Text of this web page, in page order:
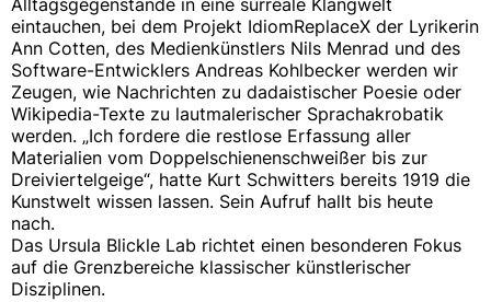
Alltagsgegenstände in eine surreale Klangwelt
eintauchen, bei dem Projekt IdiomReplaceX der Lyrikerin
Ann Cotten, des Medienkünstlers Nils Menrad und des
Software-Entwicklers Andreas Kohlbecker werden wir
Zeugen, wie Nachrichten zu dadaistischer Poesie oder
Wikipedia-Texte zu lautmalerischer Sprachakrobatik
werden. „Ich fordere die restlose Erfassung aller
Materialien vom Doppelschienenschweißer bis zur
Dreiviertelgeige“, hatte Kurt Schwitters bereits 1919 die
Kunstwelt wissen lassen. Sein Aufruf hallt bis heute
nach.
Das Ursula Blickle Lab richtet einen besonderen Fokus
auf die Grenzbereiche klassischer künstlerischer
Disziplinen.